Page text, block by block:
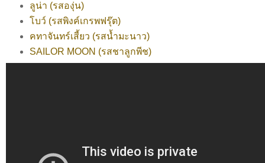
ลูน่า (รสองุ่น)
โบว์ (รสพิงค์เกรพฟรุ๊ต)
คทาจันทร์เสี้ยว (รสน้ำมะนาว)
SAILOR MOON (รสชาลูกพีช)